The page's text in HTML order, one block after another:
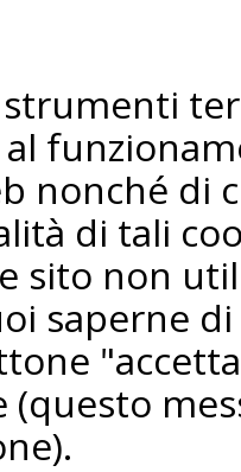
nonché di
di tali
sito non
saperne
(questo